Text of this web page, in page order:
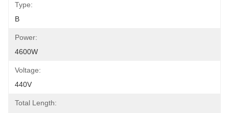
Type:
B
Power:
4600W
Voltage:
440V
Total Length: